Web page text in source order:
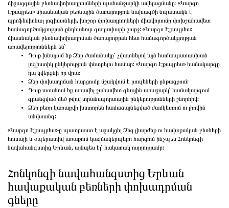
Նորություններ
միջազգային բեռնափոխադրումների պահանջարկի ավելացմանը։ «Կարգո
Էքսպրես» միասնական բեռնային ծառայություն նախագծի նպատակն է
պրոֆեսիոնալ լոգիստների, խոշոր փոխադրողների միավորումը փոխշահավետ
համագործակցության ընդհանուր գաղափարի շուրջ: «Կարգո Էքսպրես»
միասնական բեռնափոխադրման ծառայության հետ համագործակցության
առավելություններն են՝
Դուք խնայում եք Ձեր ժամանակը` չվատնելով այն համապատասխան
լոգիստիկ ընկերություն փնտրելու համար: «Կարգո Էքսպրես» համակարգը
դա կվերցնի իր վրա։
Ձեր փոխադրման հարցումը մշակվում է րոպեների ընթացքում:
Դուք ստանում եք առավել շահավետ գնային առաջարկ՝ համակարգում
գրանցված մեծ թվով տրանսպորտային ընկերությունների շնորհիվ:
Ձեր բեռը կառաքվի խստորեն համաձայնեցված ժամկետում ու լիովին
անվտանգ:
«Կարգո Էքսպրես»-ը պատրաստ է աջակցել Ձեզ լիարժեք ու հավաքական բեռների
հուսալի և օպերատիվ առաքում կազմակերպելու հարցում ինչպես Հոնկոնգի
նավահանգստից Երևան, այնպես էլ՝ հակառակ ուղղությամբ:
Հոնկոնգի նավահանգստից Երևան
հավաքական բեռների փոխադրման
գները